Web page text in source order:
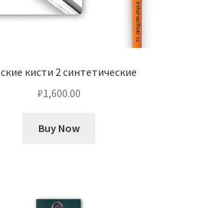
кисти 2 синтетические
₽1,600.00
Buy Now